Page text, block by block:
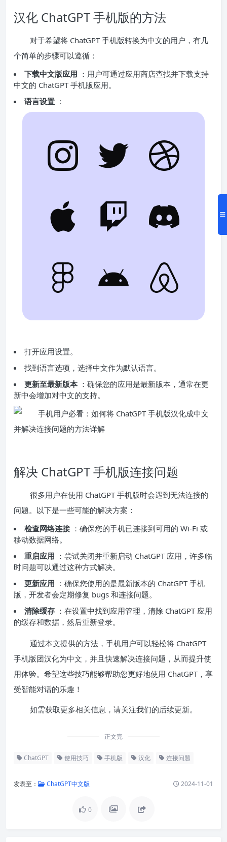
汉化 ChatGPT 手机版的方法
对于希望将 ChatGPT 手机版转换为中文的用户，有几
个简单的步骤可以遵循：
下载中文版应用 ：用户可通过应用商店查找并下载支持
中文的 ChatGPT 手机版应用。
语言设置 ：
打开应用设置。
找到语言选项，选择中文作为默认语言。
更新至最新版本 ：确保您的应用是最新版本，通常在更
新中会增加对中文的支持。
解决 ChatGPT 手机版连接问题
很多用户在使用 ChatGPT 手机版时会遇到无法连接的
问题。以下是一些可能的解决方案：
检查网络连接 ：确保您的手机已连接到可用的 Wi-Fi 或
移动数据网络。
重启应用 ：尝试关闭并重新启动 ChatGPT 应用，许多临
时问题可以通过这种方式解决。
更新应用 ：确保您使用的是最新版本的 ChatGPT 手机
版，开发者会定期修复 bugs 和连接问题。
清除缓存 ：在设置中找到应用管理，清除 ChatGPT 应用
的缓存和数据，然后重新登录。
通过本文提供的方法，手机用户可以轻松将 ChatGPT
手机版团汉化为中文，并且快速解决连接问题，从而提升使
用体验。希望这些技巧能够帮助您更好地使用 ChatGPT，享
受智能对话的乐趣！
如需获取更多相关信息，请关注我们的后续更新。
正文完
ChatGPT 使用技巧 手机版 汉化 连接问题
发表至： ChatGPT中文版 2024-11-01
0